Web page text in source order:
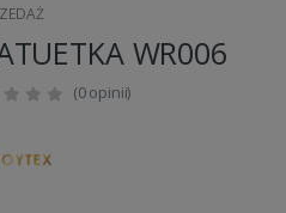
WR006
(0 opinii)